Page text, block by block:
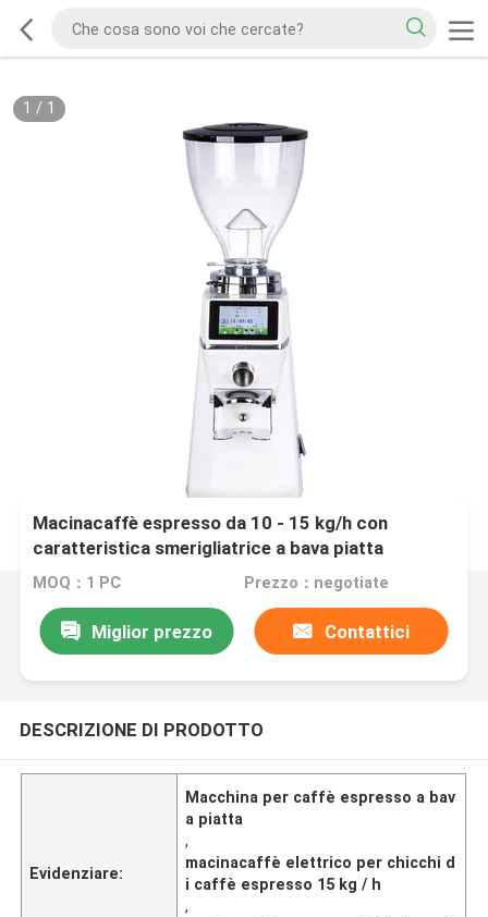
1 / 1
Macinacaffè espresso da 10 - 15 kg/h con
caratteristica smerigliatrice a bava piatta
MOQ：1 PC Prezzo：negotiate
Miglior prezzo Contattici
DESCRIZIONE DI PRODOTTO
Evidenziare:
Macchina per caffè espresso a bav
a piatta
,
macinacaffè elettrico per chicchi d
i caffè espresso 15 kg / h
,